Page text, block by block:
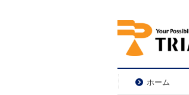
ホーム